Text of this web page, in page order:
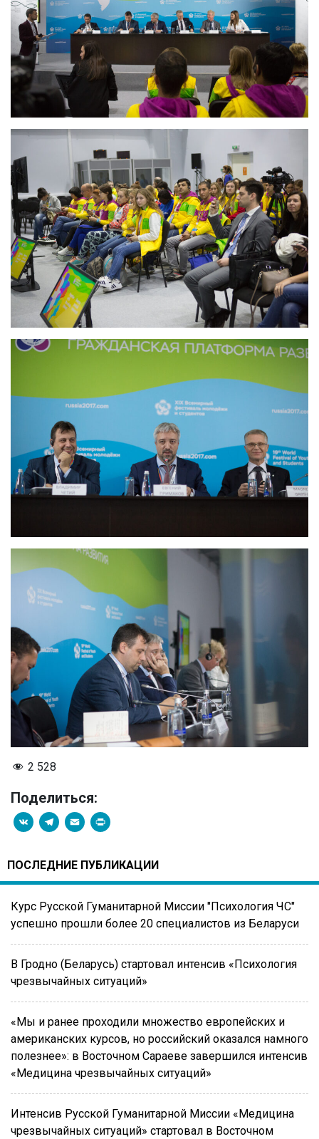
2 528
Поделиться:
VK Telegram
Email
ПОСЛЕДНИЕ ПУБЛИКАЦИИ
Курс Русской Гуманитарной Миссии "Психология ЧС"
успешно прошли более 20 специалистов из Беларуси
В Гродно (Беларусь) стартовал интенсив «Психология
чрезвычайных ситуаций»
«Мы и ранее проходили множество европейских и
американских курсов, но российский оказался намного
полезнее»: в Восточном Сараеве завершился интенсив
«Медицина чрезвычайных ситуаций»
Интенсив Русской Гуманитарной Миссии «Медицина
чрезвычайных ситуаций» стартовал в Восточном